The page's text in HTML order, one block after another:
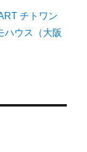
チトワン
ハウス（大阪